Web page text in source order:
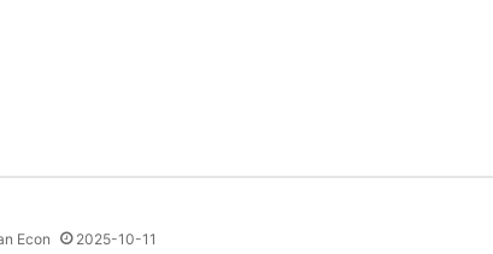
Econ 2025-10-11